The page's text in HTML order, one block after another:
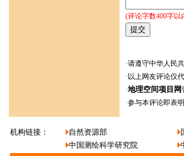
(评论字数400字以
·请遵守中华人民
·以上网友评论仅
·地理空间项目网
·参与本评论即表
机构链接： 自然资源部
中国测绘科学研究院